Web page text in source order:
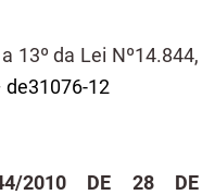
13º da Lei Nº14.844,
de31076-12
2010 DE 28 DE